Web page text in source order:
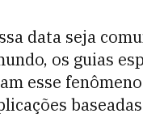
data seja
os guias
esse